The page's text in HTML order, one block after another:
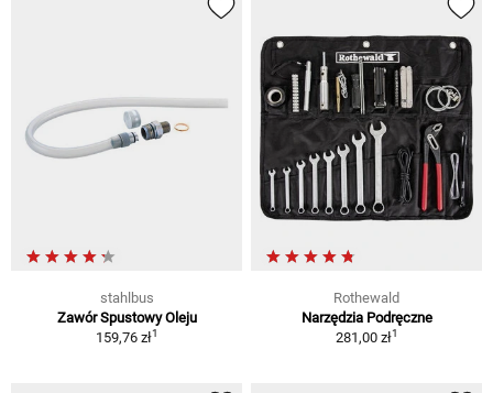
stahlbus
Zawór Spustowy Oleju
159,76 zł1
Rothewald
Narzędzia Podręczne
281,00 zł1